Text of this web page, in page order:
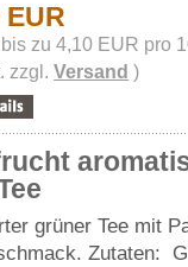
zu 4,10 EUR pro
zzgl.Versand )
grüner Tee mit
Zutaten: